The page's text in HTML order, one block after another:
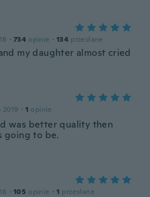
· 734 opinie · 134 przesłane
my daughter almost cried
2019 · 1 opinie
was better quality then
going to be.
· 105 opinie · 1 przesłane